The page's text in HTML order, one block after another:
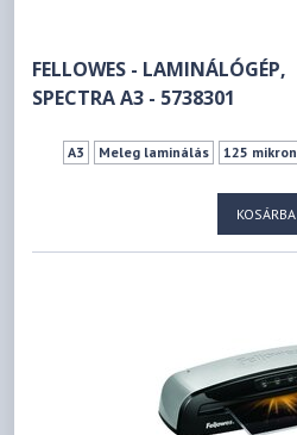
FELLOWES - LAMINÁLÓGÉP,
SPECTRA A3 - 5738301
A3 Meleg laminálás 125 mikron
KOSÁRBA